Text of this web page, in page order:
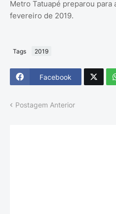
Metro Tatuapé preparou para
fevereiro de 2019.
Tags 2019
Facebook
Postagem Anterior